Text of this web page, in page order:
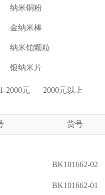
纳米铜粉
金纳米棒
纳米铂颗粒
银纳米片
2000元 2000元以上
货号
BK101662-02
BK101662-01